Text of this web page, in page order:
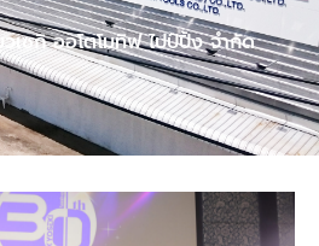
เซกิ ออโตโมทิฟ ไปป์ปิ้ง จำกัด